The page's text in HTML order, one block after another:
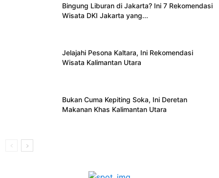
Bingung Liburan di Jakarta? Ini 7 Rekomendasi
Wisata DKI Jakarta yang...
Jelajahi Pesona Kaltara, Ini Rekomendasi
Wisata Kalimantan Utara
Bukan Cuma Kepiting Soka, Ini Deretan
Makanan Khas Kalimantan Utara